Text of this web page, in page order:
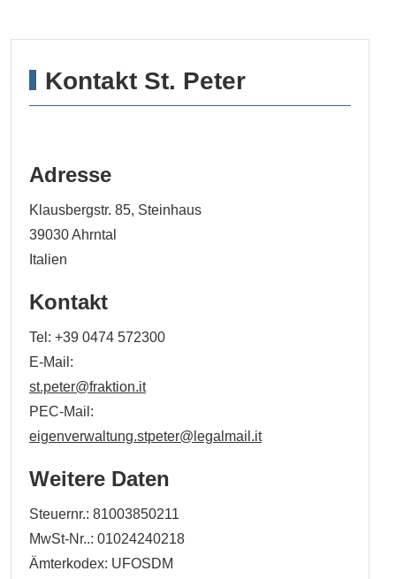
Kontakt St. Peter
Adresse
Klausbergstr. 85, Steinhaus
39030Ahrntal
Italien
Kontakt
Tel: +39 0474 572300
E-Mail:
st.peter@fraktion.it
PEC-Mail:
eigenverwaltung.stpeter@legalmail.it
Weitere Daten
Steuernr.: 81003850211
MwSt-Nr..: 01024240218
Ämterkodex: UFOSDM